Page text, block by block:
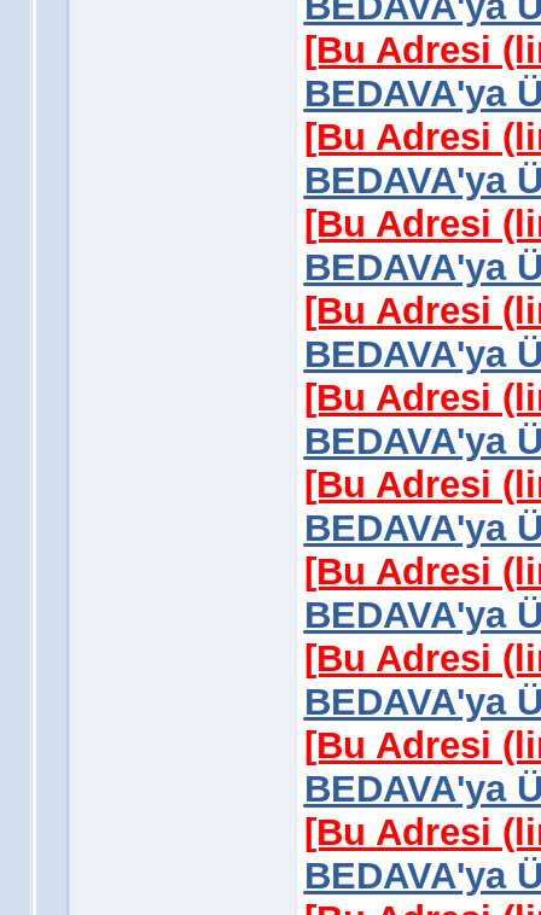
[Bu Adresi
BEDAVA'ya
[Bu Adresi
BEDAVA'ya
[Bu Adresi
BEDAVA'ya
[Bu Adresi
BEDAVA'ya
[Bu Adresi
BEDAVA'ya
[Bu Adresi
BEDAVA'ya
[Bu Adresi
BEDAVA'ya
[Bu Adresi
BEDAVA'ya
[Bu Adresi
BEDAVA'ya
[Bu Adresi
BEDAVA'ya